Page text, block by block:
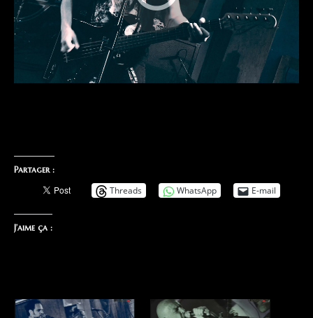
Partager :
Threads WhatsApp E-mail
J’aime ça :